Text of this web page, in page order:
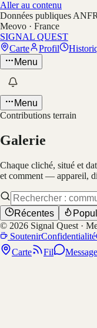
Aller au contenu
Données publiques
Meovo · France
SIGNAL QUEST
Carte
Profil
Menu
Menu
Contributions terrain
Galerie
Chaque cliché, situé et
et comment — appareil,
Récentes
© 2026 Signal Quest ·
SoutenirConfidentialité
Carte
Fil